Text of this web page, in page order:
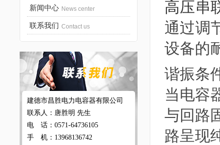
新闻中心 News center
联系我们 Contact us
建德市昌胜电力电容器有限公司
联系人：唐胜明 先生
电 话：0571-64736105
手 机：13968136742
高压串
通过调
设备的
谐振条
当电容
与回路
路呈现